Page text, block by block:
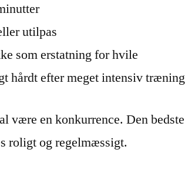
utilpas
som erstatning for hvile
hårdt efter meget intensiv træning
være en konkurrence. Den bedste
roligt og regelmæssigt.